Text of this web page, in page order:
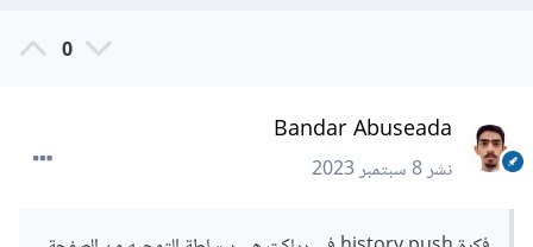
0
Bandar Abuseada
نشر8 سبتمبر 2023